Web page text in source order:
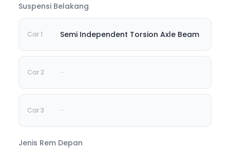
Suspensi Belakang
Semi Independent Torsion Axle Beam
-
-
Jenis Rem Depan